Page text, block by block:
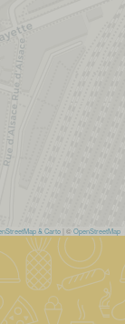
& Carto | ©OpenStreetMap